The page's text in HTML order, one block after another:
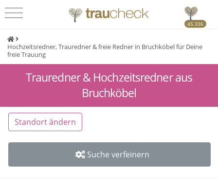
45.336
Hochzeitsredner, Trauredner & freie Redner in Bruchköbel für Deine
freie Trauung
Trauredner & Hochzeitsredner aus
Bruchköbel
Standort ändern
Suche verfeinern